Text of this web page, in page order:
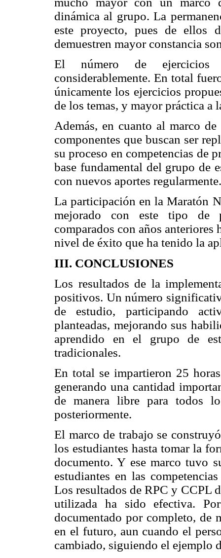
dinámica al grupo. La
este proyecto, pues de ellos
demuestren mayor constancia
El número de ejercicios
considerablemente. En total
únicamente los ejercicios
de los temas, y mayor práctica a
Además, en cuanto al marco
componentes que buscan ser
su proceso en competencias de
base fundamental del grupo de
con nuevos aportes regularmente.
La participación en la Maratón
mejorado con este tipo de
comparados con años
nivel de éxito que ha tenido la
III. CONCLUSIONES
Los resultados de la
positivos. Un número
de estudio, participando
planteadas, mejorando sus
aprendido en el grupo de
tradicionales.
En total se impartieron 25
generando una cantidad
de manera libre para todos
posteriormente.
El marco de trabajo se
los estudiantes hasta tomar la
documento. Y ese marco tuvo
estudiantes en las
Los resultados de RPC y CCPL
utilizada ha sido efectiva.
documentado por completo, de
en el futuro, aun cuando el
cambiado, siguiendo el ejemplo